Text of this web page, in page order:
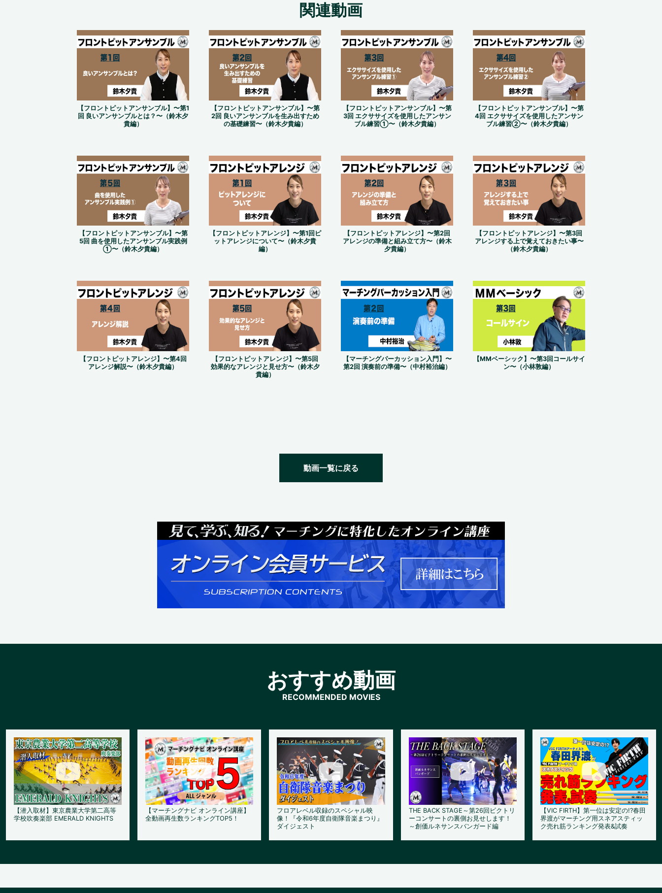
関連動画
【フロントピットアンサンブル】〜第1
回 良いアンサンブルとは？〜（鈴木夕
貴編）
【フロントピットアンサンブル】〜第
2回 良いアンサンブルを生み出すため
の基礎練習〜（鈴木夕貴編）
【フロントピットアンサンブル】〜第
3回 エクササイズを使用したアンサン
ブル練習①〜（鈴木夕貴編）
【フロントピットアンサンブル】〜第
4回 エクササイズを使用したアンサン
ブル練習②〜（鈴木夕貴編）
【フロントピットアンサンブル】〜第
5回 曲を使用したアンサンブル実践例
①〜（鈴木夕貴編）
【フロントピットアレンジ】〜第1回ピ
ットアレンジについて〜（鈴木夕貴
編）
【フロントピットアレンジ】〜第2回
アレンジの準備と組み立て方〜（鈴木
夕貴編）
【フロントピットアレンジ】〜第3回
アレンジする上で覚えておきたい事〜
（鈴木夕貴編）
【フロントピットアレンジ】〜第4回
アレンジ解説〜（鈴木夕貴編）
【フロントピットアレンジ】〜第5回
効果的なアレンジと見せ方〜（鈴木夕
貴編）
【マーチングパーカッション入門】〜
第2回 演奏前の準備〜（中村裕治編）
【MMベーシック】〜第3回コールサイ
ン〜（小林敦編）
動画一覧に戻る
おすすめ動画
【潜入取材】東京農業大学第二高等
学校吹奏楽部 EMERALD KNIGHTS
【マーチングナビ オンライン講座】
全動画再生数ランキングTOP5！
フロアレベル収録のスペシャル映
像！『令和6年度自衛隊音楽まつり』
ダイジェスト
THE BACK STAGE～第26回ビクトリ
ーコンサートの裏側お見せします！
～創価ルネサンスバンガード編
【VIC FIRTH】第一位は安定の!?春田
界渡がマーチング用スネアスティッ
ク売れ筋ランキング発表&試奏